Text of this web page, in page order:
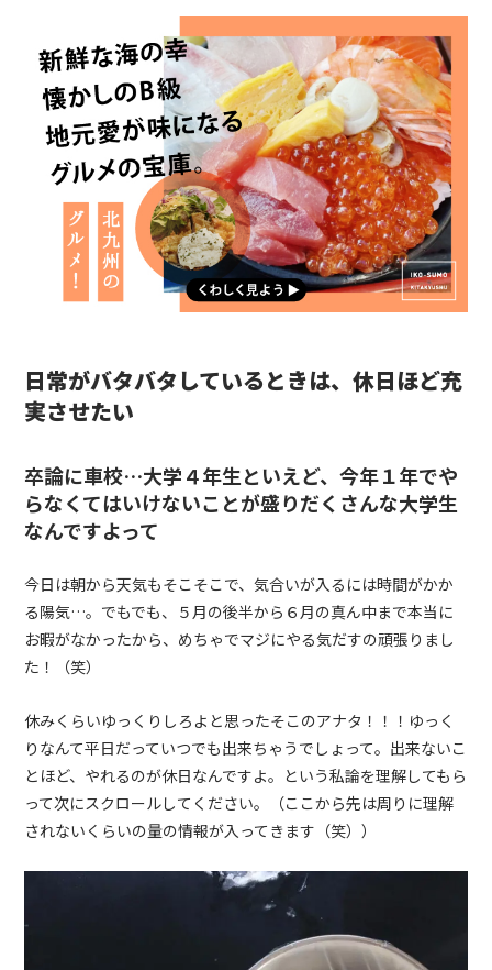
日常がバタバタしているときは、休日ほど充
実させたい
卒論に車校…大学４年生といえど、今年１年でや
らなくてはいけないことが盛りだくさんな大学生
なんですよって
今日は朝から天気もそこそこで、気合いが入るには時間がかか
る陽気…。でもでも、５月の後半から６月の真ん中まで本当に
お暇がなかったから、めちゃでマジにやる気だすの頑張りまし
た！（笑）
休みくらいゆっくりしろよと思ったそこのアナタ！！！ゆっく
りなんて平日だっていつでも出来ちゃうでしょって。出来ないこ
とほど、やれるのが休日なんですよ。という私論を理解してもら
って次にスクロールしてください。（ここから先は周りに理解
されないくらいの量の情報が入ってきます（笑））